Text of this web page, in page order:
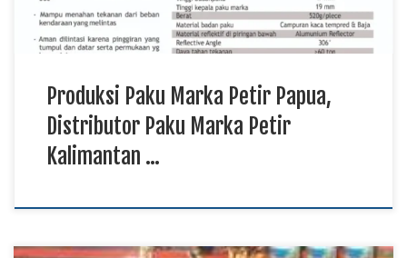
Produksi Paku Marka Petir Papua,
Distributor Paku Marka Petir
Kalimantan …